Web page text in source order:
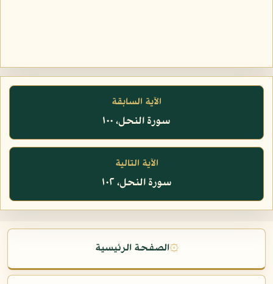
الآية السابقة
سورة النحل، ١٠٠
الآية التالية
سورة النحل، ١٠٢
۞الصفحة الرئيسية